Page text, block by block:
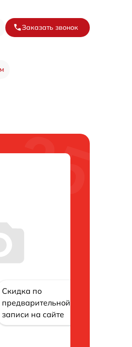
Заказать звонок
Скидка по
предварительной
записи на сайте